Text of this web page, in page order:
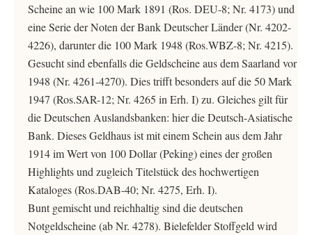
Scheine an wie 100 Mark 1891 (Ros. DEU-8; Nr. 4173) und
eine Serie der Noten der Bank Deutscher Länder (Nr. 4202-
4226), darunter die 100 Mark 1948 (Ros.WBZ-8; Nr. 4215).
Gesucht sind ebenfalls die Geldscheine aus dem Saarland vor
1948 (Nr. 4261-4270). Dies trifft besonders auf die 50 Mark
1947 (Ros.SAR-12; Nr. 4265 in Erh. I) zu. Gleiches gilt für
die Deutschen Auslandsbanken: hier die Deutsch-Asiatische
Bank. Dieses Geldhaus ist mit einem Schein aus dem Jahr
1914 im Wert von 100 Dollar (Peking) eines der großen
Highlights und zugleich Titelstück des hochwertigen
Kataloges (Ros.DAB-40; Nr. 4275, Erh. I).
Bunt gemischt und reichhaltig sind die deutschen
Notgeldscheine (ab Nr. 4278). Bielefelder Stoffgeld wird